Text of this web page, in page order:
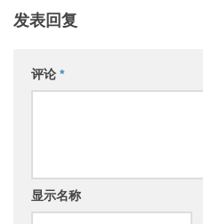
发表回复
评论 *
显示名称